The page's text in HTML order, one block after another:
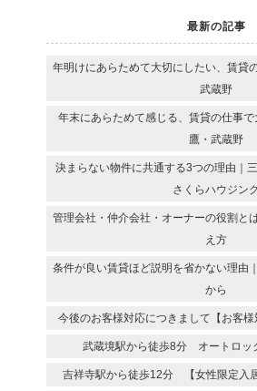
最新の記事
年明けにあらためて大切にしたい、賃貸
武蔵野
年末にあらためて感じる、賃貸の仕事
鷹・武蔵野
決まらない物件に共通する3つの理由｜
さくらハウジン
管理会社・仲介会社・オーナーの役割と
え方
条件が良い賃貸ほど説明を省かない理由
から
今後のお客様対応につきまして【お客様
武蔵境駅から徒歩8分 オートロッ
吉祥寺駅から徒歩12分 【女性限定入